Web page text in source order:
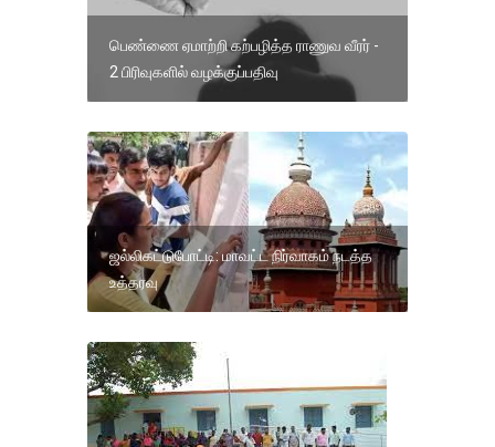
பெண்ணை ஏமாற்றி கற்பழித்த ராணுவ வீரர் -
2 பிரிவுகளில் வழக்குப்பதிவு
ஜல்லிகட்டுபோட்டி: மாவட்ட நிர்வாகம் நடத்த
உத்தரவு